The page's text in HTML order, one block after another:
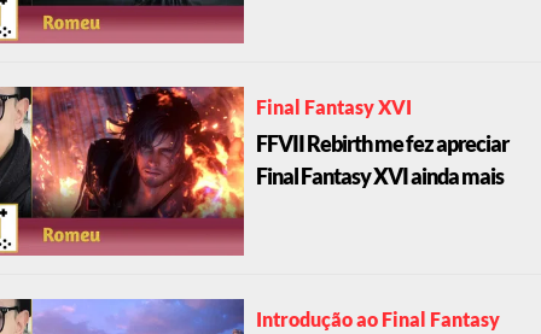
Final Fantasy XVI
FFVII Rebirth me fez apreciar
Final Fantasy XVI ainda mais
Introdução ao Final Fantasy